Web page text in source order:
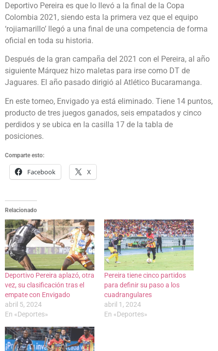
Deportivo Pereira es que lo llevó a la final de la Copa
Colombia 2021, siendo esta la primera vez que el equipo
‘rojiamarillo’ llegó a una final de una competencia de forma
oficial en toda su historia.
Después de la gran campaña del 2021 con el Pereira, al año
siguiente Márquez hizo maletas para irse como DT de
Jaguares. El año pasado dirigió al Atlético Bucaramanga.
En este torneo, Envigado ya está eliminado. Tiene 14 puntos,
producto de tres juegos ganados, seis empatados y cinco
perdidos y se ubica en la casilla 17 de la tabla de
posiciones.
Comparte esto:
Facebook X
Relacionado
Deportivo Pereira aplazó, otra
vez, su clasificación tras el
empate con Envigado
abril 5, 2024
En «Deportes»
Pereira tiene cinco partidos
para definir su paso a los
cuadrangulares
abril 1, 2024
En «Deportes»